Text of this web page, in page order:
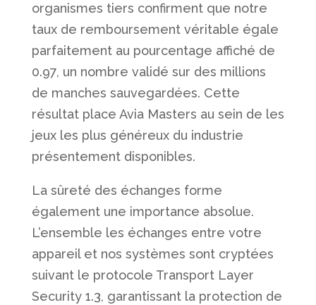
organismes tiers confirment que notre
taux de remboursement véritable égale
parfaitement au pourcentage affiché de
0.97, un nombre validé sur des millions
de manches sauvegardées. Cette
résultat place Avia Masters au sein de les
jeux les plus généreux du industrie
présentement disponibles.
La sûreté des échanges forme
également une importance absolue.
L’ensemble les échanges entre votre
appareil et nos systèmes sont cryptées
suivant le protocole Transport Layer
Security 1.3, garantissant la protection de